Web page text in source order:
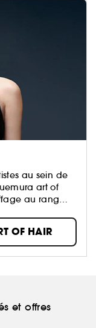
au sein de
art of
au rang
raffinées,
et précieux, qui
créateur
OF HAIR
et offres